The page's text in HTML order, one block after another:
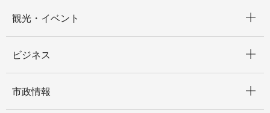
観光・イベント
ビジネス
市政情報